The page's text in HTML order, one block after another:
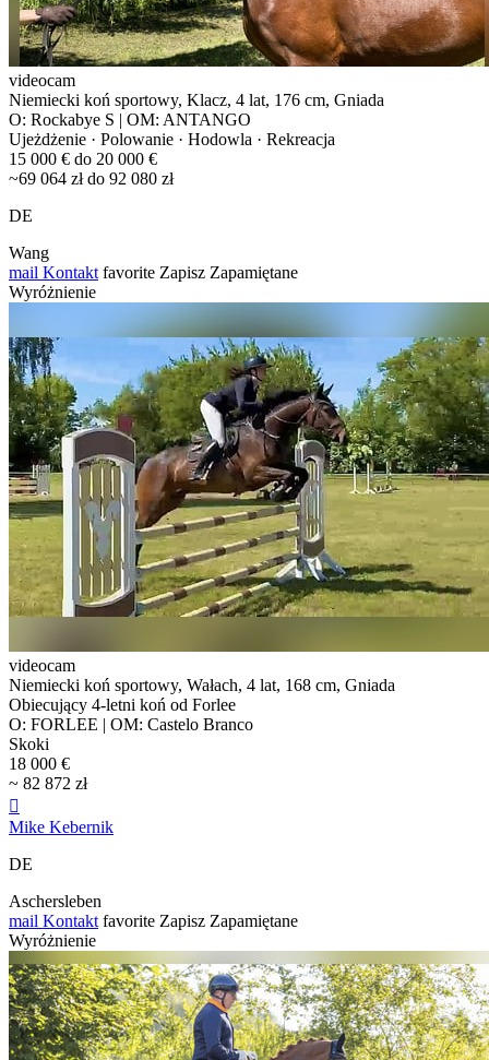
videocam
Niemiecki koń sportowy, Klacz, 4 lat, 176 cm, Gniada
O: Rockabye S | OM: ANTANGO
Ujeżdżenie · Polowanie · Hodowla · Rekreacja
15 000 € do 20 000 €
~69 064 zł do 92 080 zł
DE
Wang
mail Kontakt favorite Zapisz Zapamiętane
Wyróżnienie
videocam
Niemiecki koń sportowy, Wałach, 4 lat, 168 cm, Gniada
Obiecujący 4-letni koń od Forlee
O: FORLEE | OM: Castelo Branco
Skoki
18 000 €
~ 82 872 zł

Mike Kebernik
DE
Aschersleben
mail Kontakt favorite Zapisz Zapamiętane
Wyróżnienie